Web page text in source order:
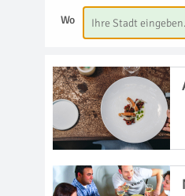
Wo